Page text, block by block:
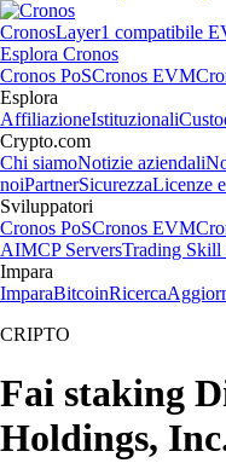
CronosLayer1 compatibile
Esplora Cronos
Cronos PoSCronos EVM
Esplora
AffiliazioneIstituzionali
Crypto.com
Chi siamoNotizie aziendali
noiPartnerSicurezzaLicenze
Sviluppatori
Cronos PoSCronos EVM
AIMCP ServersTrading Skill
Impara
ImparaBitcoinRicerca
CRIPTO
Fai staking
Holdings,